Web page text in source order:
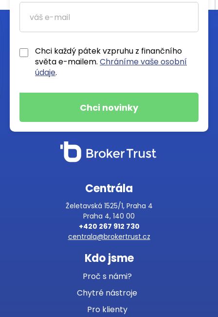
Chci každý pátek vzpruhu z finančního
světa e-mailem. Chráníme vaše osobní
údaje.
Centrála
Želetavská 1525/1, Praha 4
Praha 4, 140 00
+420 267 912 730
centrala@brokertrust.cz
Kdo jsme
Proč s námi?
Chytré nástroje
Pro klienty